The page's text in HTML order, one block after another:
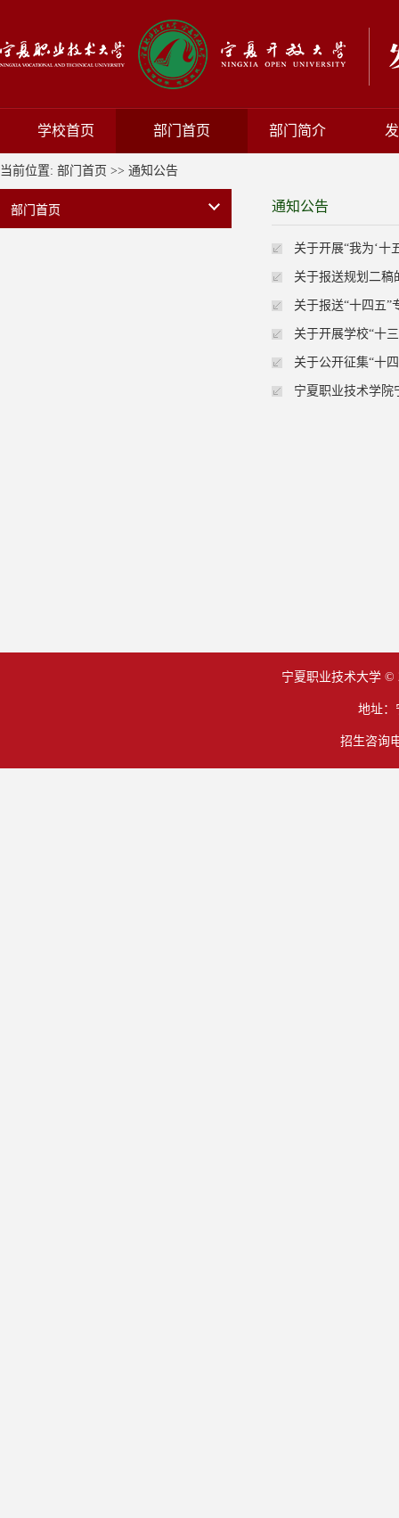
学校首页 部门首页 部门简介
当前位置: 部门首页 >> 通知公告
部门首页 通知公告
关于开展“我为‘十
关于报送规划二稿
关于报送“十四五
关于开展学校“十
关于公开征集“十
宁夏职业技术学院
宁夏职业技术大学 ©
地址：
招生咨询